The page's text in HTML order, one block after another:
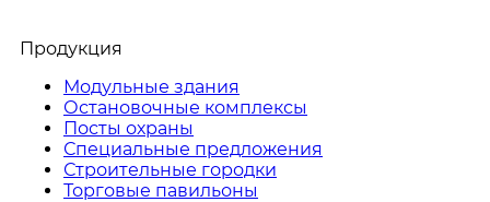
Продукция
Модульные здания
Остановочные комплексы
Посты охраны
Специальные предложения
Строительные городки
Торговые павильоны